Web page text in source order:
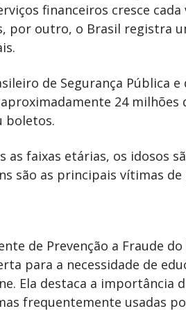
financeiros cresce
por outro, o Brasil registra
de Segurança Pública
24
boletos.
as faixas etárias, os idosos
são as principais vítimas
de Prevenção a Fraude
para a necessidade de
Ela destaca a importância
frequentemente usadas